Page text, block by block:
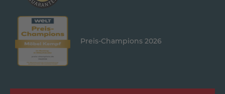
Preis-Champions 2026